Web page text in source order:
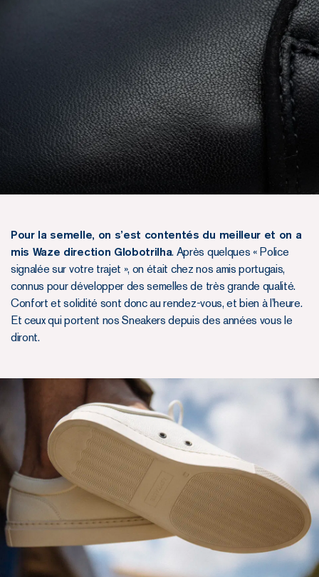
Pour la semelle, on s’est contentés du meilleur et on a
mis Waze direction Globotrilha. Après quelques « Police
signalée sur votre trajet », on était chez nos amis portugais,
connus pour développer des semelles de très grande qualité.
Confort et solidité sont donc au rendez-vous, et bien à l’heure.
Et ceux qui portent nos Sneakers depuis des années vous le
diront.